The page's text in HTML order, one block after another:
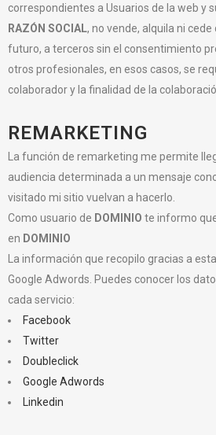
correspondientes a Usuarios de la web y
RAZÓN SOCIAL, no vende, alquila ni
futuro, a terceros sin el consentimiento
otros profesionales, en esos casos, se
colaborador y la finalidad de la
REMARKETING
La función de remarketing me permite
audiencia determinada a un mensaje
visitado mi sitio vuelvan a hacerlo.
Como usuario de DOMINIO te informo
en DOMINIO
La información que recopilo gracias a
Google Adwords. Puedes conocer los
cada servicio:
Facebook
Twitter
Doubleclick
Google Adwords
Linkedin